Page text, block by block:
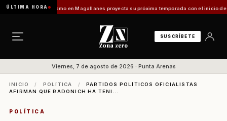
ÚLTIMA HORA
Turismo en Magallanes proyecta su próxima temporada con el inicio de Enprotur
SUSCRÍBETE
Viernes, 7 de agosto de 2026 · Punta Arenas
INICIO / POLÍTICA /
PARTIDOS POLÍTICOS OFICIALISTAS
AFIRMAN QUE RADONICH HA TENI...
POLÍTICA